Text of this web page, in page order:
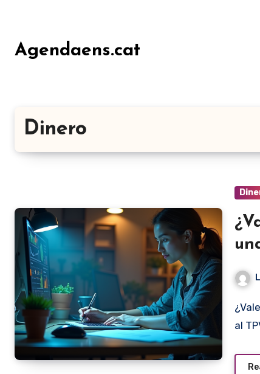
contenido
Agendaens.cat
Dinero
¿Vale la pena tener un TPV si eres una PYME? Introducción
al